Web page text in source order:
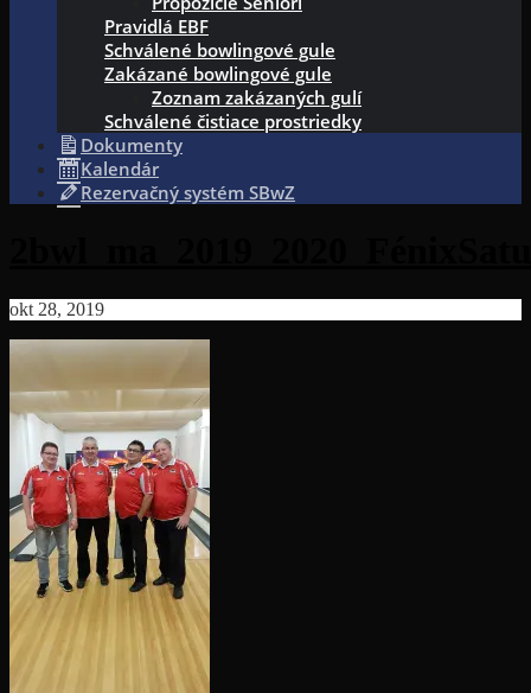
Pravidlá EBF
Schválené bowlingové gule
Zakázané bowlingové gule
Zoznam zakázaných gulí
Schválené čistiace prostriedky
Dokumenty
Kalendár
Rezervačný systém SBwZ
okt 28, 2019